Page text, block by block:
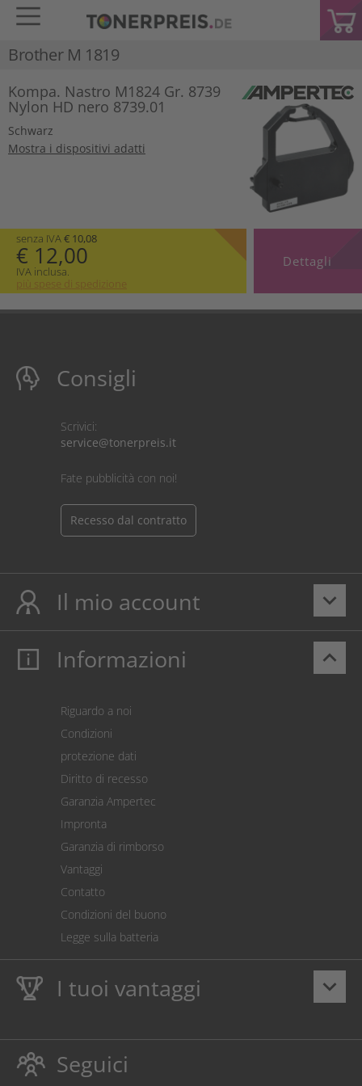
Brother M 1819
Kompa. Nastro M1824 Gr. 8739
Nylon HD nero 8739.01
Schwarz
Mostra i dispositivi adatti
senza IVA€ 10,08
€ 12,00
IVA inclusa.
più spese di spedizione
Dettagli
Consigli
Scrivici:
service@tonerpreis.it
Fate pubblicità con noi!
Recesso dal contratto
keyboard_arrow_down
Il mio account
Il mio account
Pagamento
Restituzione della merce
Calcolatore dei costi
Impostazioni dei cookie
keyboard_arrow_up
Informazioni
Riguardo a noi
Condizioni
protezione dati
Diritto di recesso
Garanzia Ampertec
Impronta
Garanzia di rimborso
Vantaggi
Contatto
Condizioni del buono
Legge sulla batteria
keyboard_arrow_down
I tuoi vantaggi
Dieci anniGaranzia Ampertecsu toner e inchiostro
Rispettoso dellambiente evitando gli sprechi.
Seguici